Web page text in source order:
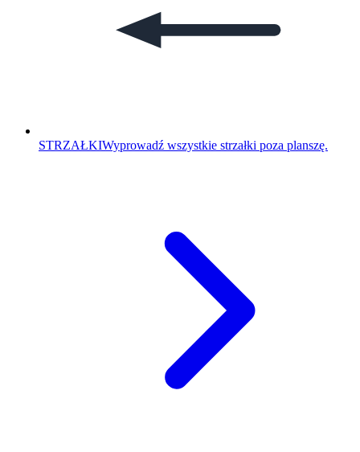
STRZAŁKIWyprowadź wszystkie strzałki poza planszę.